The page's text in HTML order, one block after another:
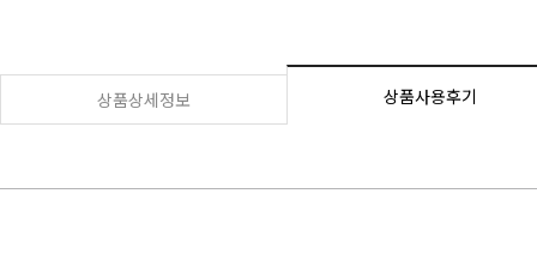
상품상세정보 상품사용후기